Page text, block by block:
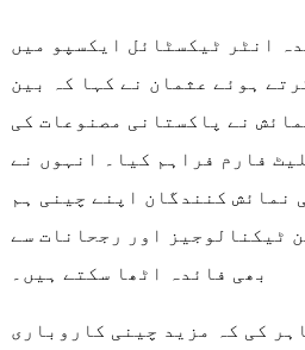
انٹر ٹیکسٹائل ایکسپو میں
ہوئے عثمان نے کہا کہ بین
نے پاکستانی مصنوعات کی
فارم فراہم کیا۔ انہوں نے
نمائش کنندگان اپنے چینی ہم
ٹیکنالوجیز اور رجحانات سے
بھی فائدہ اٹھا سکتے ہیں۔
کی کہ مزید چینی کاروباری